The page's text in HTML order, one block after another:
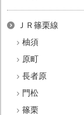
ＪＲ篠栗線
柚須
原町
長者原
門松
篠栗